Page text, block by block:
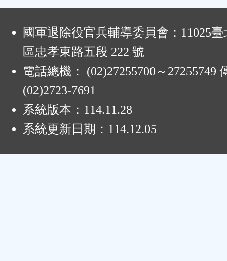
國軍退除役官兵輔導委員會：11025
區忠孝東路五段 222 號
電話總機： (02)27255700～27255749
(02)2723-7691
系統版本： 114.11.28
系統更新日期： 114.12.05